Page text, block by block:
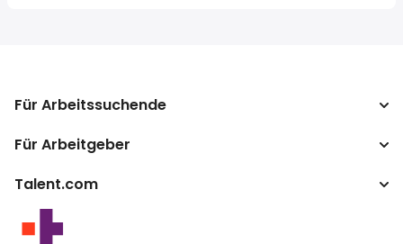
Für Arbeitssuchende
Jobs suchen
Gehaltsumrechner
Für Arbeitgeber
Unternehmen
Publisher Programm
Talent.com
Mehr Länder